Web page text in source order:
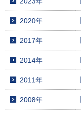
2020年
2017年
2014年
2011年
2008年